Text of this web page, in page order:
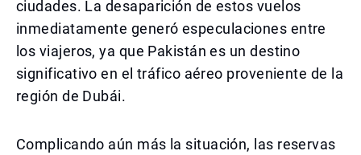
ciudades. La desaparición de estos vuelos
inmediatamente generó especulaciones entre
los viajeros, ya que Pakistán es un destino
significativo en el tráfico aéreo proveniente de la
región de Dubái.
Complicando aún más la situación, las reservas